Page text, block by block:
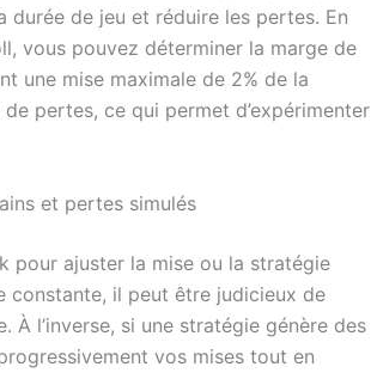
de jeu et réduire les pertes. En
vous pouvez déterminer la marge de
une mise maximale de 2% de la
pertes, ce qui permet d’expérimenter
et pertes simulés
pour ajuster la mise ou la stratégie
constante, il peut être judicieux de
l’inverse, si une stratégie génère des
vos mises tout en